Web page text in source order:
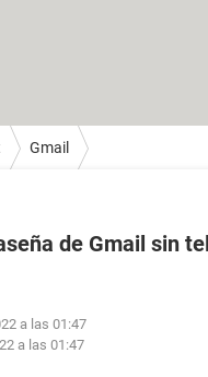
Gmail
de Gmail sin
a las 01:47
a las 01:47